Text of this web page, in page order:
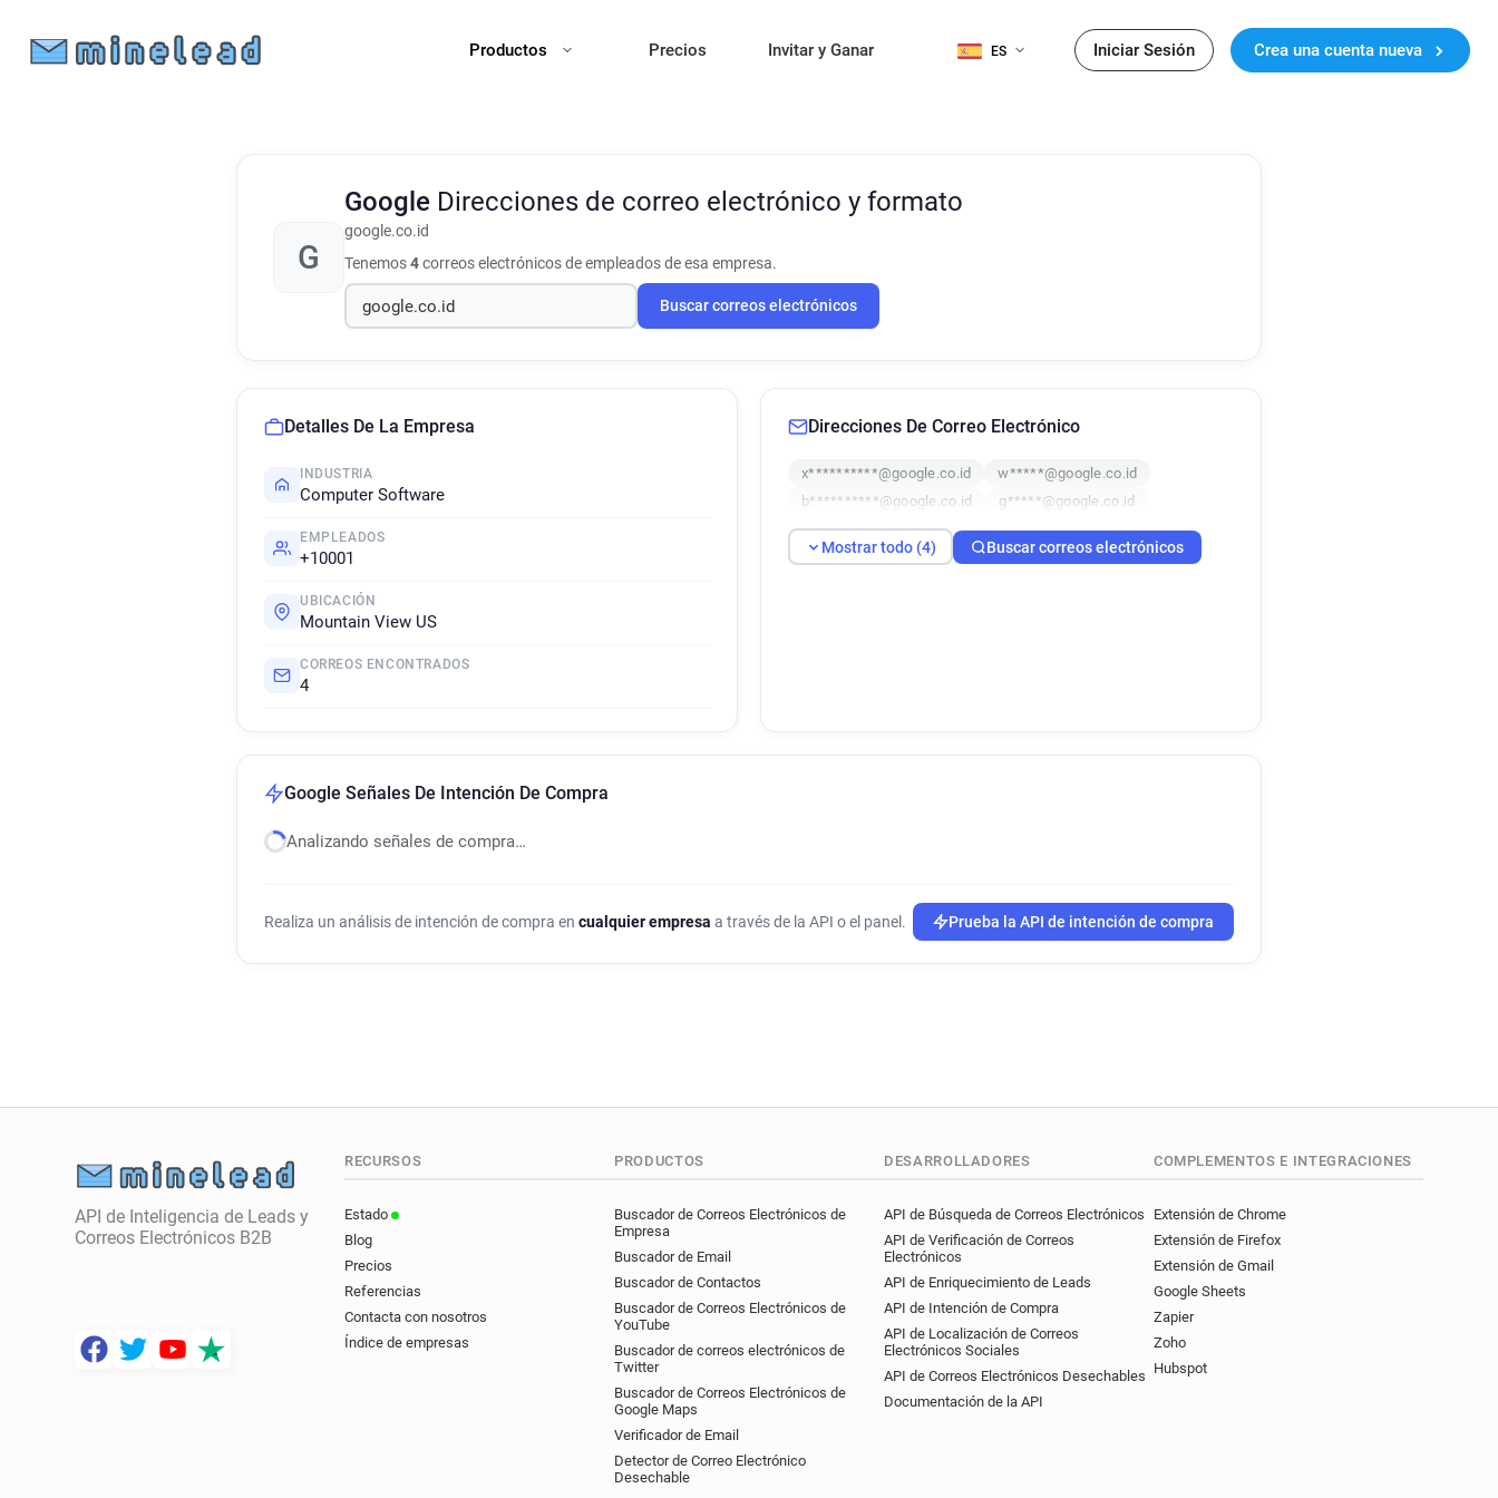
Productos Precios Invitar y Ganar ES Iniciar Sesión Crea una cuenta nueva
G
Google Direcciones de correo electrónico y formato
google.co.id
Tenemos4correos electrónicos de empleados de esa empresa.
Buscar correos electrónicos
Detalles De La Empresa
INDUSTRIA
Computer Software
EMPLEADOS
+10001
UBICACIÓN
Mountain View US
CORREOS ENCONTRADOS
4
Direcciones De Correo Electrónico
x**********@google.co.id
w*****@google.co.id
b**********@google.co.id
g*****@google.co.id
Mostrar todo (4) Buscar correos electrónicos
Google Señales De Intención De Compra
Analizando señales de compra…
Realiza un análisis de intención de compra en cualquier empresa a través de la API o el panel. Prueba la API de intención de compra
API de Inteligencia de Leads y
Correos Electrónicos B2B
RECURSOS
Estado
Blog
Precios
Referencias
Contacta con nosotros
Índice de empresas
PRODUCTOS
Buscador de Correos Electrónicos de
Empresa
Buscador de Email
Buscador de Contactos
Buscador de Correos Electrónicos de
YouTube
Buscador de correos electrónicos de
Twitter
Buscador de Correos Electrónicos de
Google Maps
Verificador de Email
Detector de Correo Electrónico
Desechable
DESARROLLADORES
API de Búsqueda de Correos Electrónicos
API de Verificación de Correos
Electrónicos
API de Enriquecimiento de Leads
API de Intención de Compra
API de Localización de Correos
Electrónicos Sociales
API de Correos Electrónicos Desechables
Documentación de la API
COMPLEMENTOS E INTEGRACIONES
Extensión de Chrome
Extensión de Firefox
Extensión de Gmail
Google Sheets
Zapier
Zoho
Hubspot